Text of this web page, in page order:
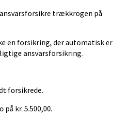
trækkrogen på
en forsikring, der automatisk er
ansvarsforsikring.
forsikrede.
på kr. 5.500,00.